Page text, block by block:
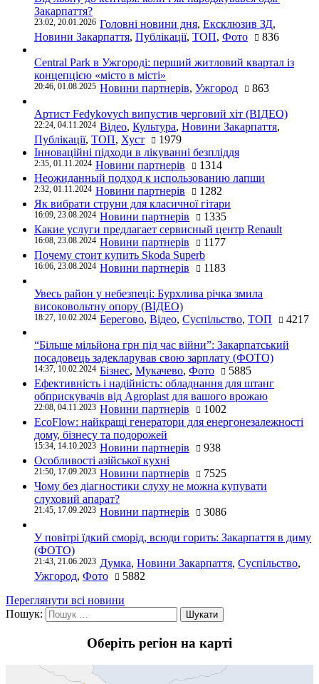
Закарпаття?
23:02, 20.01.2026 Головні новини дня, Ексклюзив ЗД,
Новини Закарпаття, Публікації, ТОП, Фото 836
Central Park в Ужгороді: перший житловий квартал із
концепцією «місто в місті»
20:46, 01.08.2025 Новини партнерів, Ужгород 863
Артист Fedykovych випустив черговий хіт (ВІДЕО)
22:24, 04.11.2024 Відео, Культура, Новини Закарпаття,
Публікації, ТОП, Хуст
1979
Інноваційні підходи в лікуванні безпліддя
2:35, 01.11.2024 Новини партнерів
1314
Неожиданный подход к использованию лапши
2:32, 01.11.2024 Новини партнерів
1282
Як вибрати струни для класичної гітари
16:09, 23.08.2024 Новини партнерів
1335
Какие услуги предлагает сервисный центр Renault
16:08, 23.08.2024 Новини партнерів
1177
Почему стоит купить Skoda Superb
16:06, 23.08.2024 Новини партнерів 1183
Увесь район у небезпеці: Бурхлива річка змила
високовольтну опору (ВІДЕО)
18:27, 10.02.2024 Берегово, Відео, Суспільство, ТОП 4217
“Більше мільйона грн під час війни”: Закарпатський
посадовець задекларував свою зарплату (ФОТО)
14:37, 10.02.2024 Бізнес, Мукачево, Фото
5885
Ефективність і надійність: обладнання для штанг
обприскувачів від Agroplast для вашого врожаю
22:08, 04.11.2023 Новини партнерів
1002
EcoFlow: найкращі генератори для енергонезалежності
дому, бізнесу та подорожей
15:34, 14.10.2023 Новини партнерів
938
Особливості азійської кухні
21:50, 17.09.2023 Новини партнерів
7525
Чому без діагностики слуху не можна купувати
слуховий апарат?
21:45, 17.09.2023 Новини партнерів 3086
У повітрі їдкий сморід, всюди горить: Закарпаття в диму
(ФОТО)
21:43, 21.06.2023 Думка, Новини Закарпаття, Суспільство,
Ужгород, Фото
5882
Переглянути всі новини
Пошук:
Оберіть регіон на карті